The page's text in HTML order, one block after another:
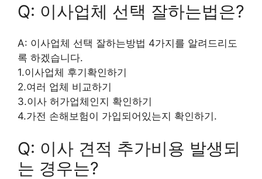
Q: 이사업체 선택 잘하는법은?
A: 이사업체 선택 잘하는방법 4가지를 알려드리도
록 하겠습니다.
1.이사업체 후기확인하기
2.여러 업체 비교하기
3.이사 허가업체인지 확인하기
4.가전 손해보험이 가입되어있는지 확인하기.
Q: 이사 견적 추가비용 발생되
는 경우는?